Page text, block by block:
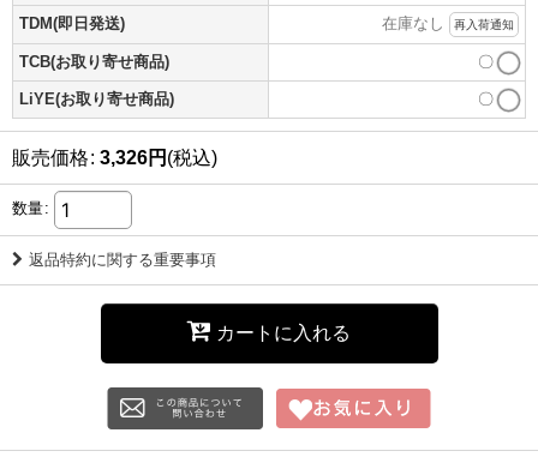
TDM(即日発送) 在庫なし 再入荷通知
TCB(お取り寄せ商品) 〇
LiYE(お取り寄せ商品) 〇
販売価格: 3,326円 (税込)
数量:
返品特約に関する重要事項
カートに入れる